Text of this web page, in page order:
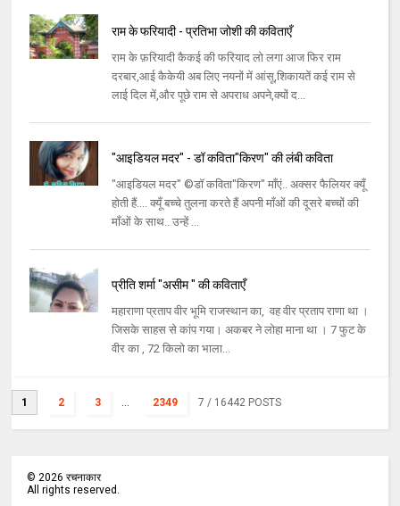
राम के फरियादी - प्रतिभा जोशी की कविताएँ
राम के फ़रियादी कैकई की फरियाद लो लगा आज फिर राम
दरबार,आई कैकेयी अब लिए नयनों में आंसू,शिकायतें कई राम से
लाई दिल में,और पूछे राम से अपराध अपने,क्यों द...
"आइडियल मदर" - डॉ कविता"किरण" की लंबी कविता
"आइडियल मदर" ©डॉ कविता"किरण" माँएं.. अक्सर फैलियर क्यूँ
होती हैं.... क्यूँ बच्चे तुलना करते हैं अपनी माँओं की दूसरे बच्चों की
माँओं के साथ.. उन्हें ...
प्रीति शर्मा "असीम " की कविताएँ
महाराणा प्रताप वीर भूमि राजस्थान का, वह वीर प्रताप राणा था ।
जिसके साहस से कांप गया। अकबर ने लोहा माना था । 7 फुट के
वीर का , 72 किलो का भाला...
1 2 3 ... 2349 7 / 16442 POSTS
©2026 रचनाकार
All rights reserved.